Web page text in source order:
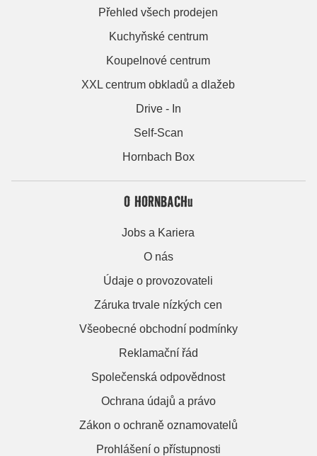
Přehled všech prodejen
Kuchyňské centrum
Koupelnové centrum
XXL centrum obkladů a dlažeb
Drive - In
Self-Scan
Hornbach Box
O HORNBACHu
Jobs a Kariera
O nás
Údaje o provozovateli
Záruka trvale nízkých cen
Všeobecné obchodní podmínky
Reklamační řád
Společenská odpovědnost
Ochrana údajů a právo
Zákon o ochraně oznamovatelů
Prohlášení o přístupnosti